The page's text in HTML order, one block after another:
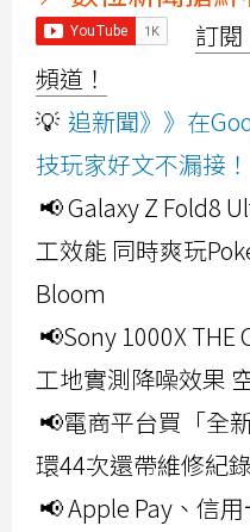
訂閱
頻道！
💡 追新聞》》在
技玩家好文不漏接！
📢 Galaxy Z Fold8
工效能 同時爽玩
Bloom
📢Sony 1000X THE
工地實測降噪效果
📢電商平台買「全
環44次還帶維修紀
📢 Apple Pay、信